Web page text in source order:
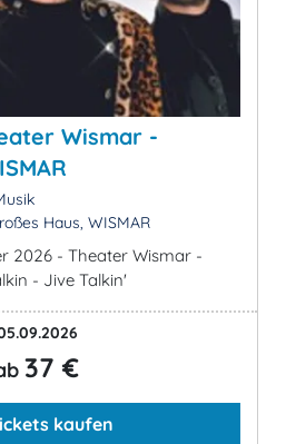
Wismar -
Haus, WISMAR
2026 - Theater Wismar -
- Jive Talkin'
37 €
kaufen